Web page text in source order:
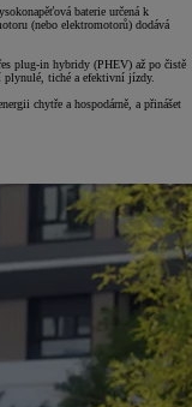
baterie určená k
(nebo elektromotorů) dodává
plug-in hybridy (PHEV) až po čistě
tiché a efektivní jízdy.
chytře a hospodárně, a přinášet